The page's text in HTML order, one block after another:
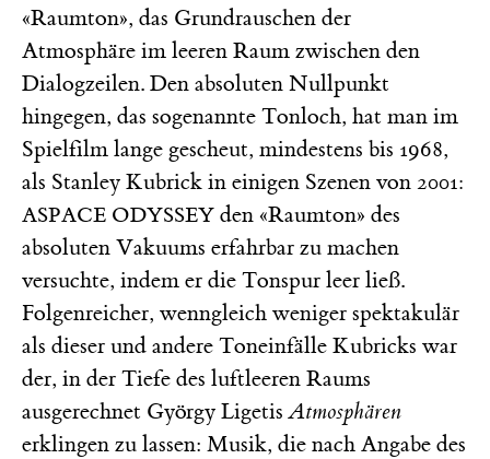
«Raumton», das Grundrauschen der
Atmosphäre im leeren Raum zwischen den
Dialogzeilen. Den absoluten Nullpunkt
hingegen, das sogenannte Tonloch, hat man im
Spielfilm lange gescheut, mindestens bis 1968,
als Stanley Kubrick in einigen Szenen von 2001:
ASPACE ODYSSEY den «Raumton» des
absoluten Vakuums erfahrbar zu machen
versuchte, indem er die Tonspur leer ließ.
Folgenreicher, wenngleich weniger spektakulär
als dieser und andere Toneinfälle Kubricks war
der, in der Tiefe des luftleeren Raums
ausgerechnet György LigetisAtmosphären
erklingen zu lassen: Musik, die nach Angabe des